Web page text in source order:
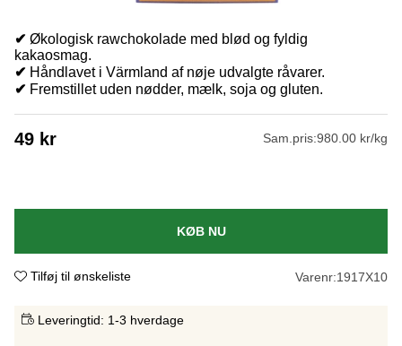
✔ Økologisk rawchokolade med blød og fyldig
kakaosmag.
✔ Håndlavet i Värmland af nøje udvalgte råvarer.
✔ Fremstillet uden nødder, mælk, soja og gluten.
49 kr Sam.pris:980.00 kr/kg
KØB NU
Tilføj til ønskeliste Varenr:1917X10
Leveringtid: 1-3 hverdage